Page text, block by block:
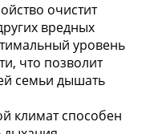
очистит
вредных
уровень
что позволит
семьи дышать
климат способен